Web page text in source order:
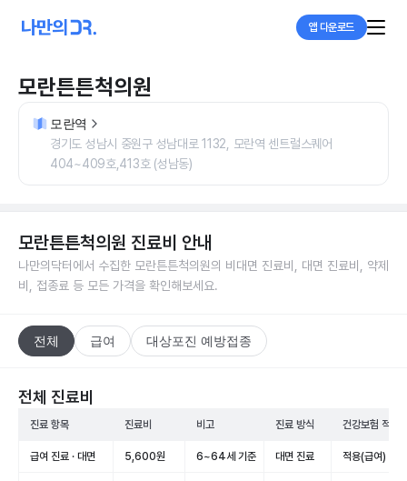
앱 다운로드
모란튼튼척의원
모란역
경기도 성남시 중원구 성남대로 1132, 모란역 센트럴스퀘어
404~409호,413호 (성남동)
모란튼튼척의원 진료비 안내
나만의닥터에서 수집한 모란튼튼척의원의 비대면 진료비, 대면 진료비, 약제
비, 접종료 등 모든 가격을 확인해보세요.
전체 급여 대상포진 예방접종
전체 진료비
진료 항목 진료비 비고 진료 방식 건강보험 적용
급여 진료 · 대면 5,600원 6~64세 기준 대면 진료 적용(급여)